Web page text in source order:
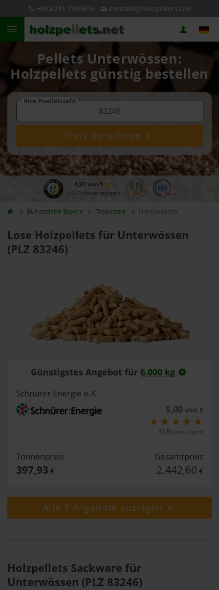
+49 8731 7409626 kontakt@holzpellets.net
Pellets Unterwössen:
Holzpellets günstig bestellen
Ihre Postleitzahl
Preis berechnen
4,92 von 5
5.076 Bewertungen
Bundesland Bayern Traunstein Unterwössen
Lose Holzpellets für Unterwössen
(PLZ 83246)
Günstigstes Angebot für 6.000 kg
Schnürer Energie e.K.
5,00 von 5
35 Bewertungen
Tonnenpreis
397,93 €
Gesamtpreis
2.442,60 €
Alle 7 Angebote anzeigen
Holzpellets Sackware für
Unterwössen (PLZ 83246)